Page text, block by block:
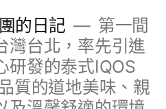
的日記
第一間
灣台北，率先引進
研發的泰式IQOS
質的道地美味、親